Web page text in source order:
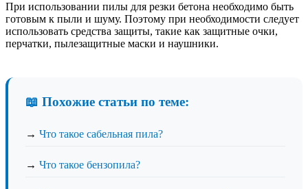
При использовании пилы для резки бетона необходимо быть
готовым к пыли и шуму. Поэтому при необходимости следует
использовать средства защиты, такие как защитные очки,
перчатки, пылезащитные маски и наушники.
📖 Похожие статьи по теме:
→ Что такое сабельная пила?
→ Что такое бензопила?